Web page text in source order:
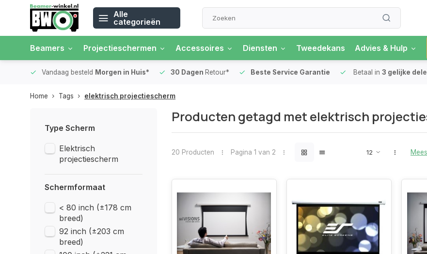
Alle
categorieën
Beamers Projectieschermen Accessoires Diensten Tweedekans Advies & Hulp
Vandaag besteld Morgen in Huis* 30 Dagen Retour* Beste Service Garantie Betaal in 3 gelijke
Home Tags elektrisch projectiescherm
Type Scherm
Elektrisch
projectiescherm
Schermformaat
< 80 inch (±178 cm
breed)
92 inch (±203 cm
breed)
Producten getagd met elektrisch
20 Producten Pagina 1 van 2